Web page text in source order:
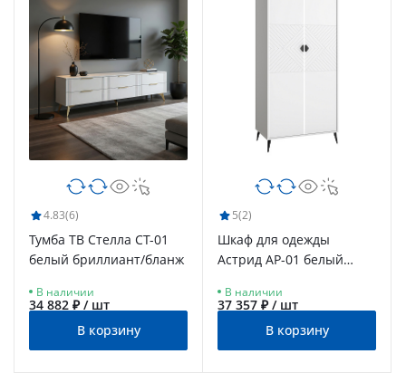
4.83(6)
Тумба ТВ Стелла СТ-01
белый бриллиант/бланж
В наличии
34 882 ₽ / шт
В корзину
5(2)
Шкаф для одежды
Астрид АР-01 белый
В наличии
37 357 ₽ / шт
В корзину